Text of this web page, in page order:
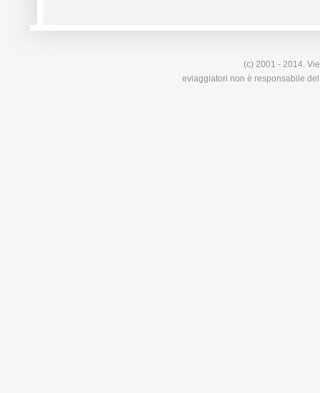
(c) 2001 - 2014.
eviaggiatori non è responsabile